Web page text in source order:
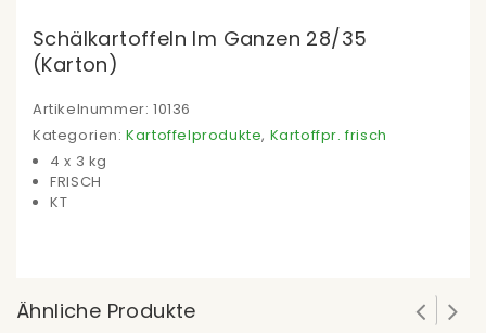
Schälkartoffeln Im Ganzen 28/35
(Karton)
Artikelnummer: 10136
Kategorien:Kartoffelprodukte, Kartoffpr. frisch
4 x 3 kg
FRISCH
KT
Ähnliche Produkte